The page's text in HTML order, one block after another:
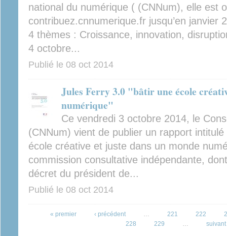
national du numérique ( (CNNum), elle est
contribuez.cnnumerique.fr jusqu’en janvier
4 thèmes : Croissance, innovation,
4 octobre...
Publié le 08 oct 2014
Jules Ferry 3.0 "bâtir une école
numérique"
Ce vendredi 3 octobre 2014, le
(CNNum) vient de publier un rapport
école créative et juste dans un monde
commission consultative indépendante,
décret du président de...
Publié le 08 oct 2014
« premier ‹ précédent … 221 222
228
229 … suivant